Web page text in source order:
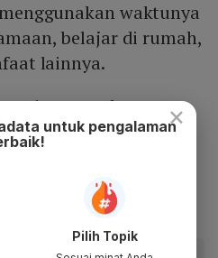
waktunya
belajar di rumah,
lainnya.
minggu, gubernur
sebagai
keluarga atau
orang tua
×
untuk pengalaman
Pilih Topik